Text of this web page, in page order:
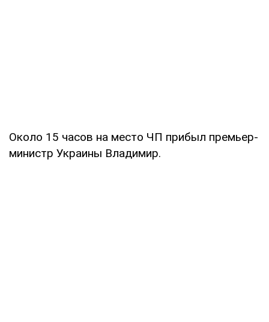
Около 15 часов на место ЧП прибыл премьер-
министр Украины Владимир.